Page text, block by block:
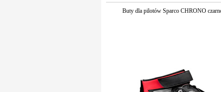
Buty dla pilotów Sparco CHRONO